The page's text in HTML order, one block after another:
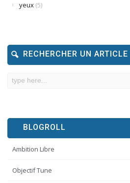
yeux (5)
RECHERCHER UN ARTICLE
BLOGROLL
Ambition Libre
Objectif Tune